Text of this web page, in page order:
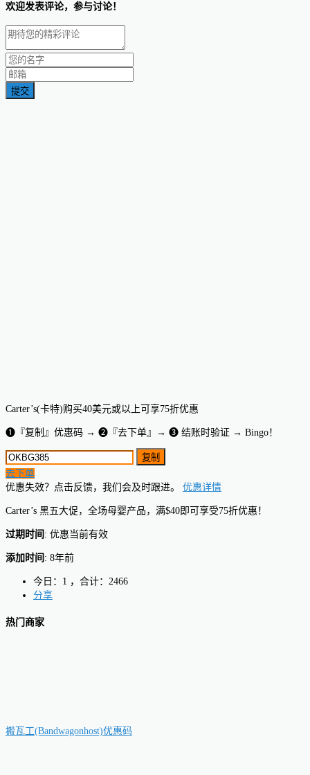
欢迎发表评论，参与讨论！
提交
Carter’s(卡特)购买40美元或以上可享75折优惠
➊『复制』优惠码 → ➋『去下单』→ ➌ 结账时验证 → Bingo！
复制
去下单
优惠失效？点击反馈，我们会及时跟进。
优惠详情
Carter’s 黑五大促，全场母婴产品，满$40即可享受75折优惠！
过期时间 : 优惠当前有效
添加时间 : 8年前
今日：1 ，合计：2466
分享
热门商家
搬瓦工(Bandwagonhost)优惠码